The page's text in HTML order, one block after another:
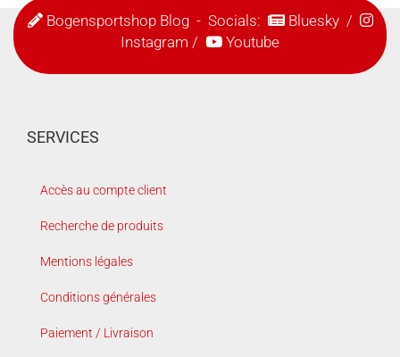
Bogensportshop Blog- Socials: Bluesky/
Instagram / Youtube
SERVICES
Accès au compte client
Recherche de produits
Mentions légales
Conditions générales
Paiement / Livraison